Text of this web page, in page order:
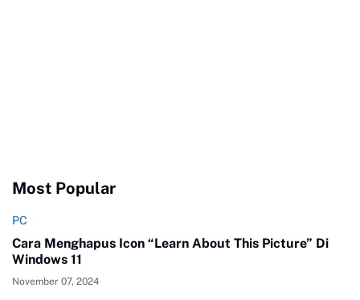
Most Popular
PC
Cara Menghapus Icon “Learn About This Picture” Di
Windows 11
November 07, 2024